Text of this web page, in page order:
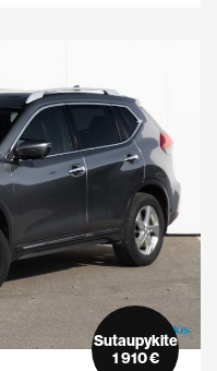
Sutaupykite
1 910 €